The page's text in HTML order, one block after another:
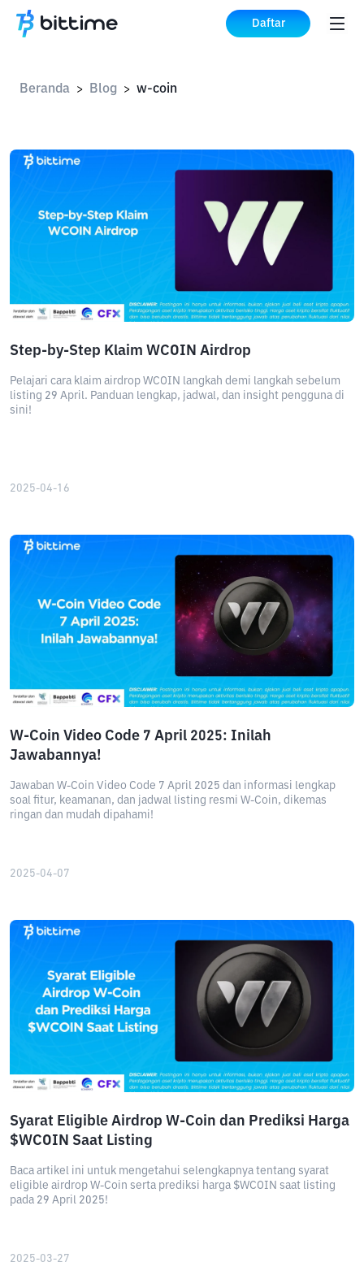
Daftar
Beranda > Blog > w-coin
Step-by-Step Klaim WCOIN Airdrop
Pelajari cara klaim airdrop WCOIN langkah demi langkah sebelum
listing 29 April. Panduan lengkap, jadwal, dan insight pengguna di
sini!
2025-04-16
W-Coin Video Code 7 April 2025: Inilah
Jawabannya!
Jawaban W-Coin Video Code 7 April 2025 dan informasi lengkap
soal fitur, keamanan, dan jadwal listing resmi W-Coin, dikemas
ringan dan mudah dipahami!
2025-04-07
Syarat Eligible Airdrop W-Coin dan Prediksi Harga
$WCOIN Saat Listing
Baca artikel ini untuk mengetahui selengkapnya tentang syarat
eligible airdrop W-Coin serta prediksi harga $WCOIN saat listing
pada 29 April 2025!
2025-03-27